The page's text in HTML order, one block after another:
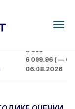
AJ)
6 099
6 099.96( — 0.0 )
06.08.2026